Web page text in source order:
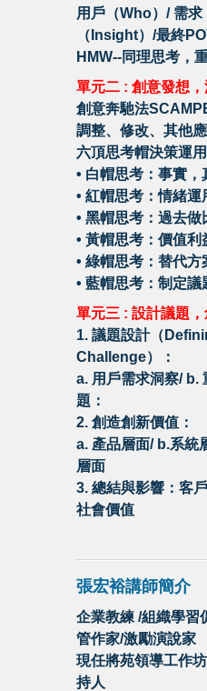
用戶（Who）/ 需
（Insight）/最終
HMW--同理思考，
單元二 : 創意發想
創意奔馳法
調整、修改、其他
六頂思考帽決策運
• 白帽思考：事實，
• 紅帽思考：情緒運
• 黑帽思考：過去做
• 黃帽思考：價值利
• 綠帽思考：替代方
• 藍帽思考：制定議
單元三 : 設計議題
1. 議題設計（
Challenge）：
a. 用戶需求洞察/ b.
題：
2. 創造創新價值：
a. 產品層面/ b.系統
層面
3. 總結與影響：客
社會價值
張宏裕講師簡介
企業教練 /組織學習
管作家/激勵演說家
現任將苑領導工作
持人